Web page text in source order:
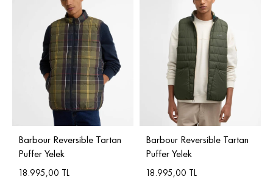
Barbour Reversible Tartan
Puffer Yelek
18.995,00 TL
Barbour Reversible Tartan
Puffer Yelek
18.995,00 TL